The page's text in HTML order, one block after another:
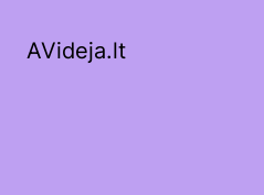
AVideja.lt